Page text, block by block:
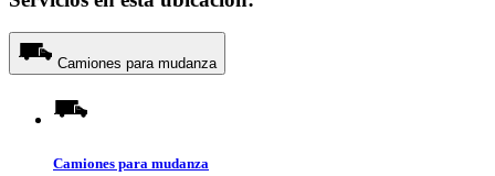
Camiones para mudanza
Camiones para mudanza